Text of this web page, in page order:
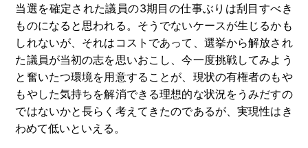
当選を確定された議員の3期目の仕事ぶりは刮目すべき
ものになると思われる。そうでないケースが生じるかも
しれないが、それはコストであって、選挙から解放され
た議員が当初の志を思いおこし、今一度挑戦してみよう
と奮いたつ環境を用意することが、現状の有権者のもや
もやした気持ちを解消できる理想的な状況をうみだすの
ではないかと長らく考えてきたのであるが、実現性はき
わめて低いといえる。